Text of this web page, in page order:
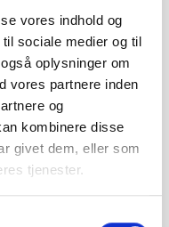
vores indhold og
sociale medier og til
oplysninger om
vores partnere inden
og
kombinere disse
givet dem, eller som
tjenester.